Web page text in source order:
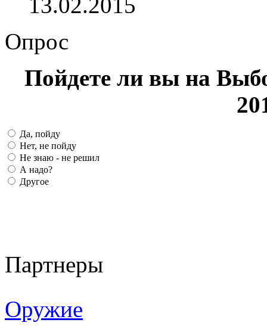
13.02.2015
Опрос
Пойдете ли вы на
Да, пойду
Нет, не пойду
Не знаю - не решил
А надо?
Другое
Партнеры
Оружие